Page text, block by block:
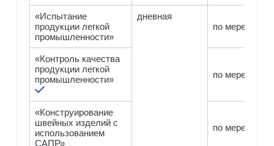
«Испытание
продукции легкой
промышленности»
дневная
по мере
«Контроль качества
продукции легкой
промышленности»
по мере
«Конструирование
швейных изделий с
использованием
САПР»
по мере